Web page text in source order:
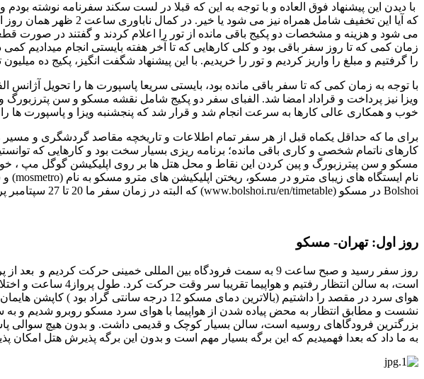
با دیدن این پیشنهاد فوق العاده و با توجه به این که قبلا در لست سکند سفرنامه
که آیا این تخفیف
می شود و هزینه و مشخصات دو پکیج باقی مانده از تور را اعلام کردند و گفتند در صورت
زمان کمی که تا روز سفر باقی بود و کلی کارهایی که تا آخر هفته بایستی انجام میدادیم
را گرفتیم و مبلغ را واریز کردیم و تور را خریدیم. با این پیشنهاد شگفت انگیز، پکیج
با توجه به زمان کمی که تا سفر باقی مانده بود، بایستی سریعا پاسپورت ها را تحویل
ویزا نیز پرداخت و قراداد امضا شد. الفبای سفر دو پکیج شامل نقشه مسکو و سن پترزبورگ و
خوب و همکاری عالی کارها به سرعت انجام شد و قرار شد که پنجشنبه ویزا و پاسپورت ها را
برای ما که حداقل یکماه قبل از هر سفر تمام اطلاعات و تاریخچه مقاصد گردشگری و
کارهای ناتمام شخصی و کاری باقی مانده؛ برنامه ریزی بسیار سخت بود و کارهایی که
مسکو و سن پیترزبورگ و پین کردن این نقاط و محل هتل ها بر روی اپلیکیشن گوگل مپ ،
Bolshoi در مسکو (www.bolshoi.ru/en/timetable) که البته در زمان سفر ما 20 تا 27 سپتامبر پر و sold out شده بود.
روز اول: تهران- مسکو
نشست و مطابق انتظار به محض پیاده شدن از هواپیما با هوای سرد مسکو روبرو شدیم و
بزرگترین فرودگاهای روسیه است، سالن بسیار کوچک و قدیمی داشت. و بدون هیچ سوالی
به ما داد که بعدا فهمیدیم که این برگه بسیار مهم است و بدون این برگه پذیرش هتل امکان